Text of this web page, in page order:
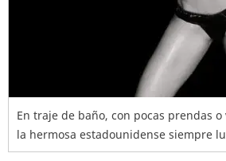
En traje de baño, con pocas prendas
la hermosa estadounidense siempre